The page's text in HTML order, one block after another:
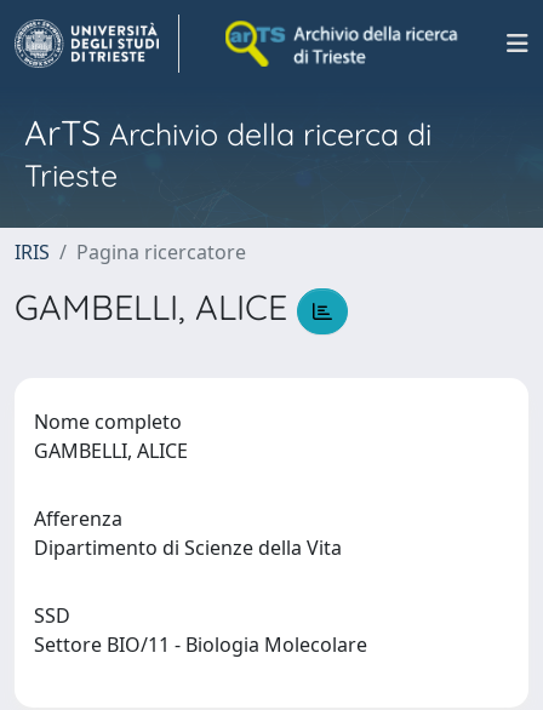
ArTS Archivio della ricerca di
Trieste
IRIS Pagina ricercatore
GAMBELLI, ALICE
Nome completo
GAMBELLI, ALICE
Afferenza
Dipartimento di Scienze della Vita
SSD
Settore BIO/11 - Biologia Molecolare